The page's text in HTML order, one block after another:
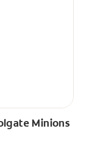
Minions